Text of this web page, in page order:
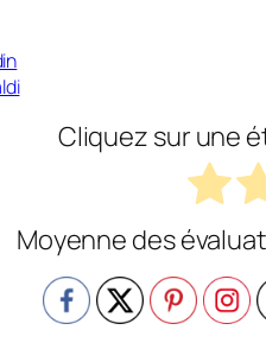
Cliquez sur une
Moyenne des